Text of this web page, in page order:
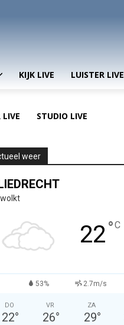
KIJK LIVE LUISTER LIVE
LIVE STUDIO LIVE
weer
22°C
53% 2.7m/s
DO
22°
VR
26°
ZA
29°